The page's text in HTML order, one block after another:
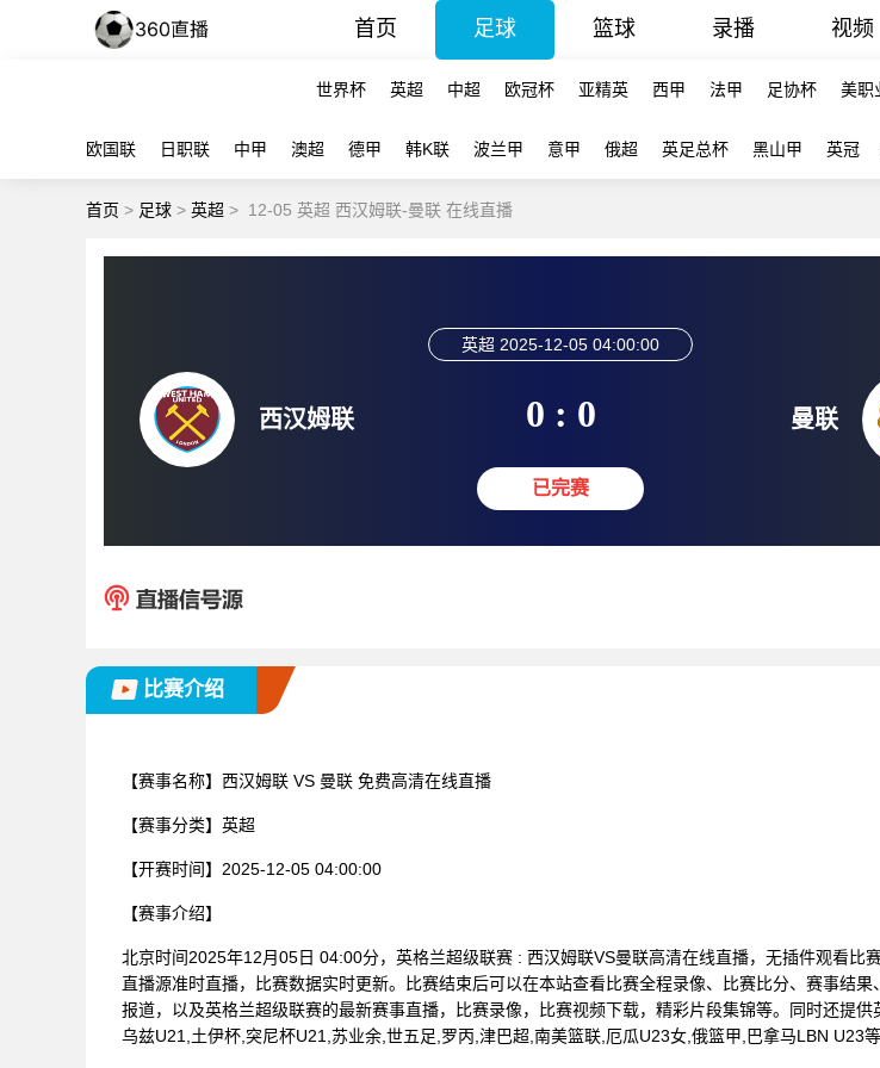
首页 足球 篮球 录播 视频
世界杯 英超 中超 欧冠杯 亚精英 西甲 法甲 足协杯 美职
欧国联 日职联 中甲 澳超 德甲 韩K联 波兰甲 意甲 俄超 英足总杯 黑山甲 英冠
首页 > 足球 > 英超 > 12-05 英超 西汉姆联-曼联 在线直播
西汉姆联
英超 2025-12-05 04:00:00
0 : 0
已完赛
曼联
比赛介绍
【赛事名称】 西汉姆联 VS 曼联 免费高清在线直播
【赛事分类】 英超
【开赛时间】 2025-12-05 04:00:00
【赛事介绍】
北京时间2025年12月05日 04:00分，英格兰超级联赛 : 西汉姆联VS曼联高清在线直播，无插件观看比
直播源准时直播，比赛数据实时更新。比赛结束后可以在本站查看比赛全程录像、比赛比分、赛事结果
报道，以及英格兰超级联赛的最新赛事直播，比赛录像，比赛视频下载，精彩片段集锦等。同时还提供
乌兹U21,土伊杯,突尼杯U21,苏业余,世五足,罗丙,津巴超,南美篮联,厄瓜U23女,俄篮甲,巴拿马LBN U23等